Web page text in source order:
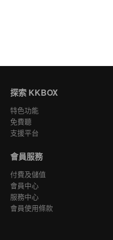
探索 KKBOX
特色功能
免費聽
支援平台
會員服務
付費及儲值
會員中心
服務中心
會員使用條款